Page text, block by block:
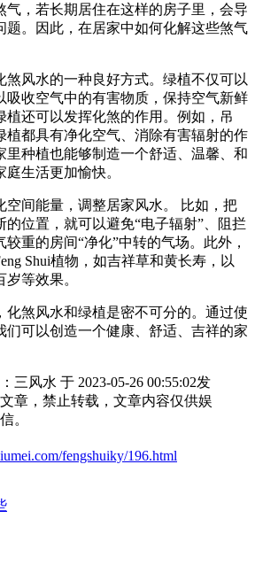
气，若长期居住在这样的房子里，会导
题。因此，在居家中如何化解这些煞气
煞风水的一种良好方式。绿植不仅可以
吸收空气中的有害物质，保持空气新鲜
植还可以发挥化煞的作用。例如，吊
植都具有净化空气、消除有害辐射的作
里种植也能够制造一个舒适、温馨、和
生活更加愉快。
空间能量，调整居家风水。 比如，把
的位置，就可以避免“电子辐射”、阻拦
重的房间“净化”中转的气场。此外，
Shui植物，如吉祥草和黄长寿，以
等效果。
化煞风水和绿植是密不可分的。通过使
们可以创造一个健康、舒适、吉祥的家
三风水 于 2023-05-26 00:55:02发
章，禁止转载，文章内容仅供娱
。
fengshuiky/196.html